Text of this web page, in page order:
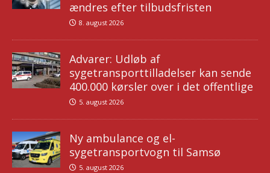
ændres efter tilbudsfristen
8. august 2026
Advarer: Udløb af
sygetransporttilladelser kan sende
400.000 kørsler over i det offentlige
5. august 2026
Ny ambulance og el-
sygetransportvogn til Samsø
5. august 2026